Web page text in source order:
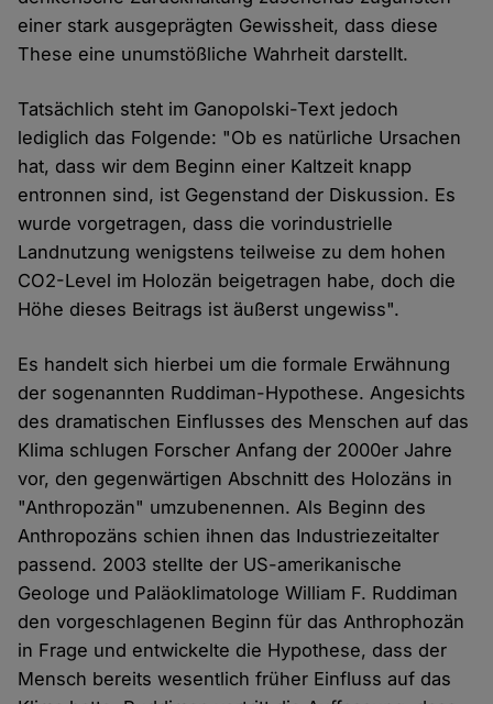
einer stark ausgeprägten Gewissheit, dass diese
These eine unumstößliche Wahrheit darstellt.
Tatsächlich steht im Ganopolski-Text jedoch
lediglich das Folgende: "Ob es natürliche Ursachen
hat, dass wir dem Beginn einer Kaltzeit knapp
entronnen sind, ist Gegenstand der Diskussion. Es
wurde vorgetragen, dass die vorindustrielle
Landnutzung wenigstens teilweise zu dem hohen
CO2-Level im Holozän beigetragen habe, doch die
Höhe dieses Beitrags ist äußerst ungewiss".
Es handelt sich hierbei um die formale Erwähnung
der sogenannten Ruddiman-Hypothese. Angesichts
des dramatischen Einflusses des Menschen auf das
Klima schlugen Forscher Anfang der 2000er Jahre
vor, den gegenwärtigen Abschnitt des Holozäns in
"Anthropozän" umzubenennen. Als Beginn des
Anthropozäns schien ihnen das Industriezeitalter
passend. 2003 stellte der US-amerikanische
Geologe und Paläoklimatologe William F. Ruddiman
den vorgeschlagenen Beginn für das Anthrophozän
in Frage und entwickelte die Hypothese, dass der
Mensch bereits wesentlich früher Einfluss auf das